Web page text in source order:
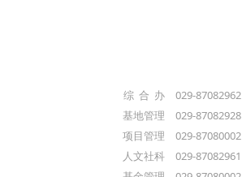
综 合 办 029-87082962
基地管理 029-87082928
项目管理 029-87080002
人文社科 029-87082961